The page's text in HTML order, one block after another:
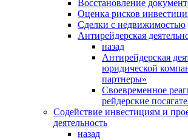
Восстановление
Оценка рисков
Сделки с недвижимостью
Антирейдерская
назад
Антирейдерская
юридической
партнеры»
Своевременное
рейдерские
Содействие инвестициям и
деятельность
назад